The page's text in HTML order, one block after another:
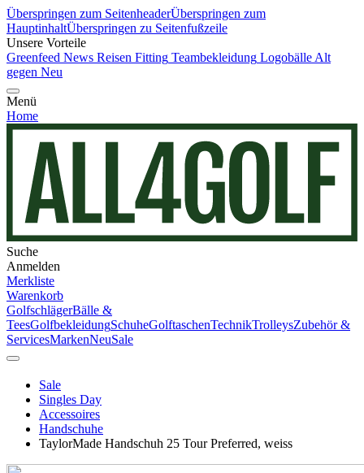
Überspringen zum SeitenheaderÜberspringen zum
HauptinhaltÜberspringen zu Seitenfußzeile
Unsere Vorteile
Greenfeed News Reisen Fitting Teambekleidung Logobälle Alt
gegen Neu
Menü
Home
Suche
Anmelden
Merkliste
Warenkorb
GolfschlägerBälle &
TeesGolfbekleidungSchuheGolftaschenTechnikTrolleysZubehör &
ServicesMarkenNeuSale
Sale
Singles Day
Accessoires
Handschuhe
TaylorMade Handschuh 25 Tour Preferred, weiss